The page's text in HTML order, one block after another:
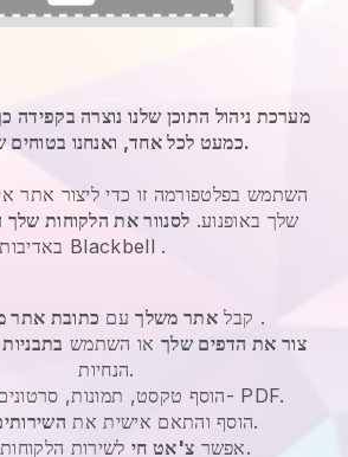
מערכת ניהול התוכן שלנו נוצרה בקפידה
כמעט לכל אחד, ואנחנו בטוחים שכולל אותך.
השתמש בפלטפורמה זו כדי ליצור אתר
שלך באופנוע. לסנוור את הלקוחות
Blackbell .
קבל אתר משלךעם כתובת אתר
.
צור את הדפים שלך או השתמש בתבניות
הנחיות.
הוסף טקסט, תמונות, סרטונים, יומנים ו- PDF.
הוסף והתאם אישית אתשלך.
אפשר צ'אט חי
לשירות הלקוחות שלך.